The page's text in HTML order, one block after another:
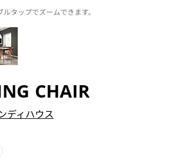
ルタップでズームできます。
CHAIR
ディハウス